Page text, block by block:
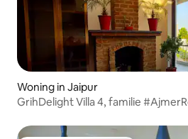
Woning in Jaipur
GrihDelight Villa 4, familie